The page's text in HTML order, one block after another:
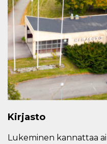
Kirjasto
Lukeminen kannattaa